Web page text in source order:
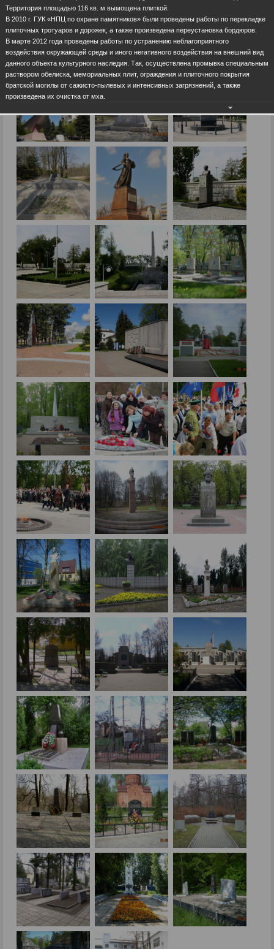
Территория площадью 116 кв. м вымощена плиткой.
В 2010 г. ГУК «НПЦ по охране памятников» были проведены работы по перекладке
плиточных тротуаров и дорожек, а также произведена переустановка бордюров.
В марте 2012 года проведены работы по устранению неблагоприятного
воздействия окружающей среды и иного негативного воздействия на внешний вид
данного объекта культурного наследия. Так, осуществлена промывка специальным
раствором обелиска, мемориальных плит, ограждения и плиточного покрытия
братской могилы от сажисто-пылевых и интенсивных загрязнений, а также
произведена их очистка от мха.